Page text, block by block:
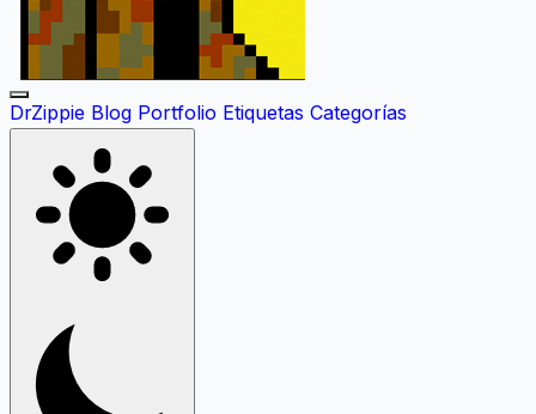
DrZippie Blog Portfolio Etiquetas Categorías